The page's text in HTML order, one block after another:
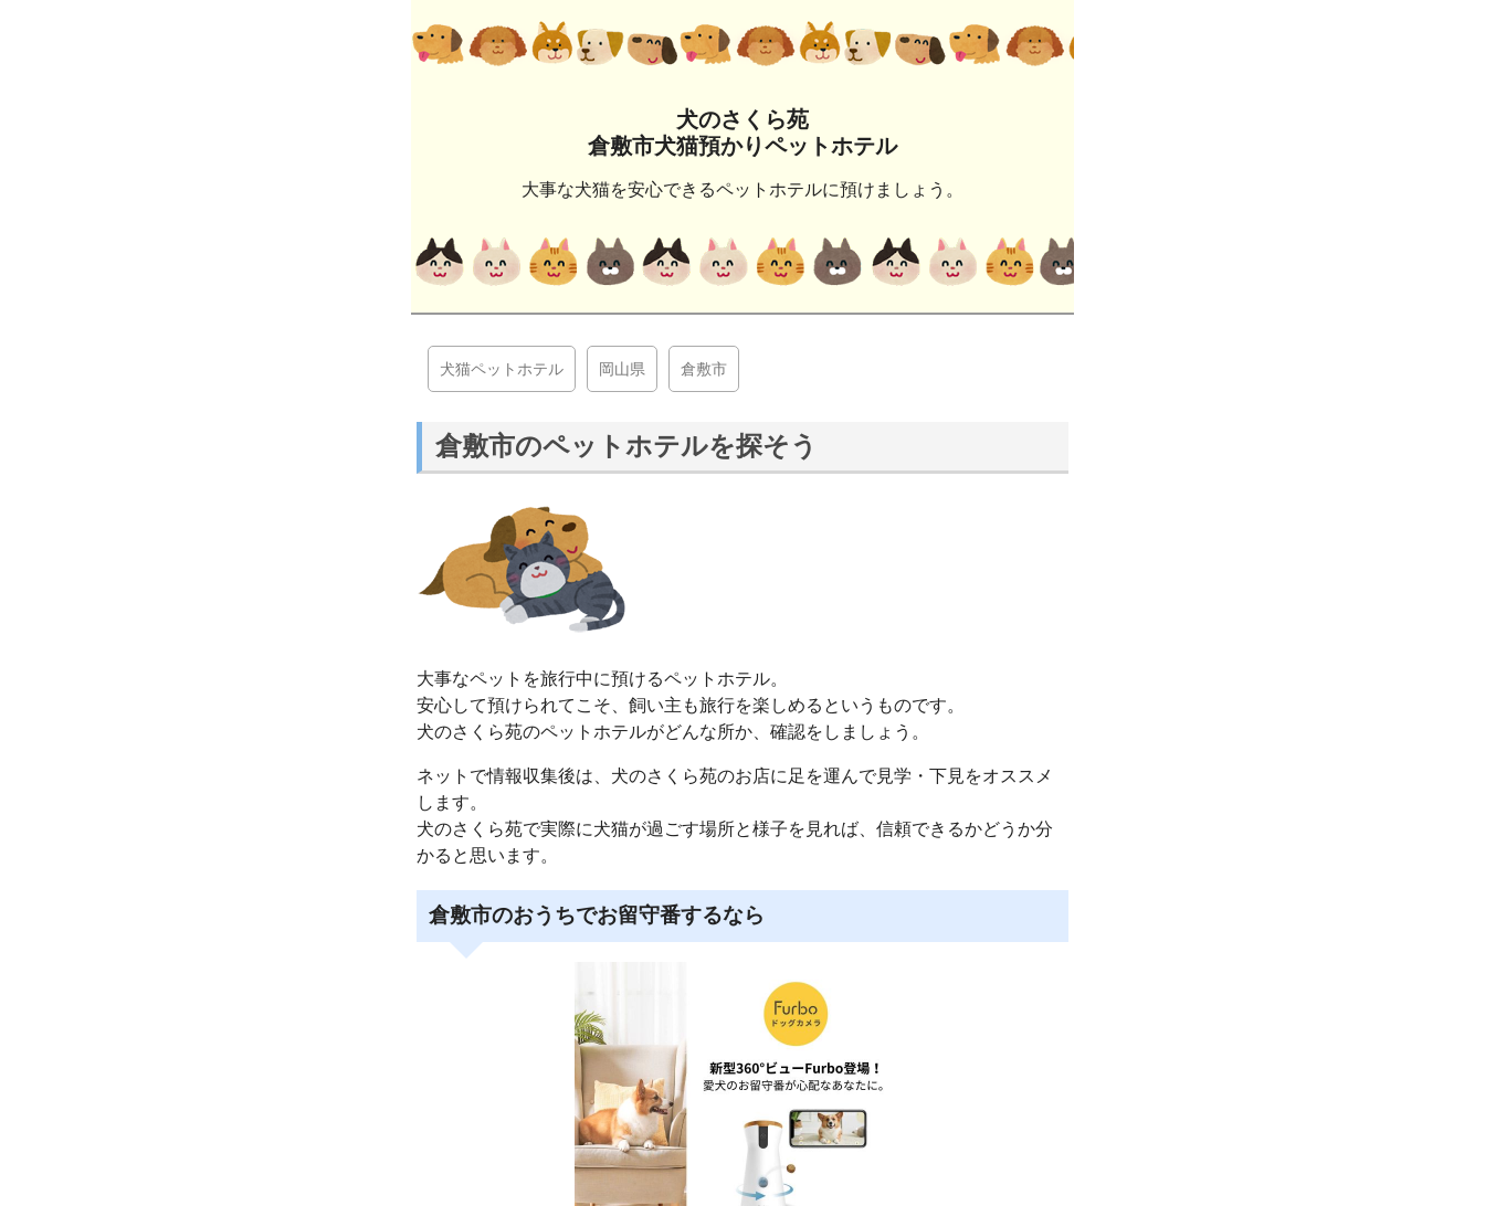
犬のさくら苑
倉敷市犬猫預かりペットホテル
大事な犬猫を安心できるペットホテルに預けましょう。
犬猫ペットホテル 岡山県 倉敷市
倉敷市のペットホテルを探そう
大事なペットを旅行中に預けるペットホテル。
安心して預けられてこそ、飼い主も旅行を楽しめるというものです。
犬のさくら苑のペットホテルがどんな所か、確認をしましょう。
ネットで情報収集後は、犬のさくら苑のお店に足を運んで見学・下見をオススメ
します。
犬のさくら苑で実際に犬猫が過ごす場所と様子を見れば、信頼できるかどうか分
かると思います。
倉敷市のおうちでお留守番するなら